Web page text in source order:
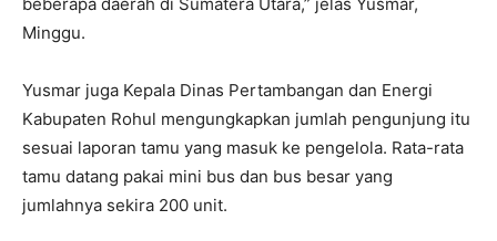
Minggu.
Yusmar juga Kepala Dinas Pertambangan dan Energi
Kabupaten Rohul mengungkapkan jumlah pengunjung itu
sesuai laporan tamu yang masuk ke pengelola. Rata-rata
tamu datang pakai mini bus dan bus besar yang
jumlahnya sekira 200 unit.